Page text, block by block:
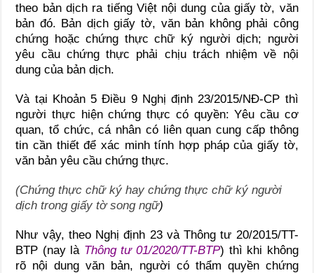
theo bản dịch ra tiếng Việt nội dung của giấy tờ, văn
bản đó. Bản dịch giấy tờ, văn bản không phải công
chứng hoặc chứng thực chữ ký người dịch; người
yêu cầu chứng thực phải chịu trách nhiệm về nội
dung của bản dịch.
Và tại Khoản 5 Điều 9 Nghị định 23/2015/NĐ-CP thì
người thực hiện chứng thực có quyền: Yêu cầu cơ
quan, tổ chức, cá nhân có liên quan cung cấp thông
tin cần thiết để xác minh tính hợp pháp của giấy tờ,
văn bản yêu cầu chứng thực.
(Chứng thực chữ ký hay chứng thực chữ ký người
dịch trong giấy tờ song ngữ)
Như vậy, theo Nghị định 23 và Thông tư 20/2015/TT-
BTP (nay là Thông tư 01/2020/TT-BTP) thì khi không
rõ nội dung văn bản, người có thẩm quyền chứng